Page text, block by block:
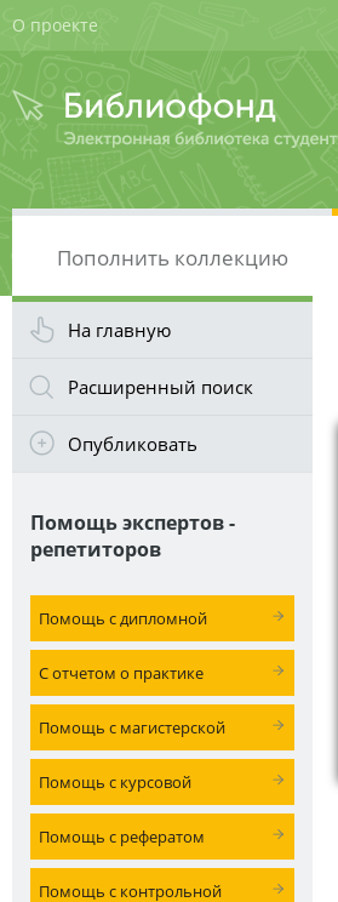
О проекте
Пополнить коллекцию
На главную
Расширенный поиск
Опубликовать
Помощь экспертов -
репетиторов
Помощь с дипломной
С отчетом о практике
Помощь с магистерской
Помощь с курсовой
Помощь с рефератом
Помощь с контрольной